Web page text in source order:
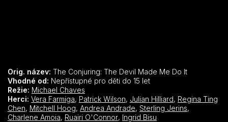
Orig. název: The Conjuring: The Devil Made Me Do It
Vhodné od: Nepřístupné pro děti do 15 let
Režie: Michael Chaves
Herci: Vera Farmiga, Patrick Wilson, Julian Hilliard, Regina Ting
Chen, Mitchell Hoog, Andrea Andrade, Sterling Jerins,
Charlene Amoia, Ruairi O'Connor, Ingrid Bisu